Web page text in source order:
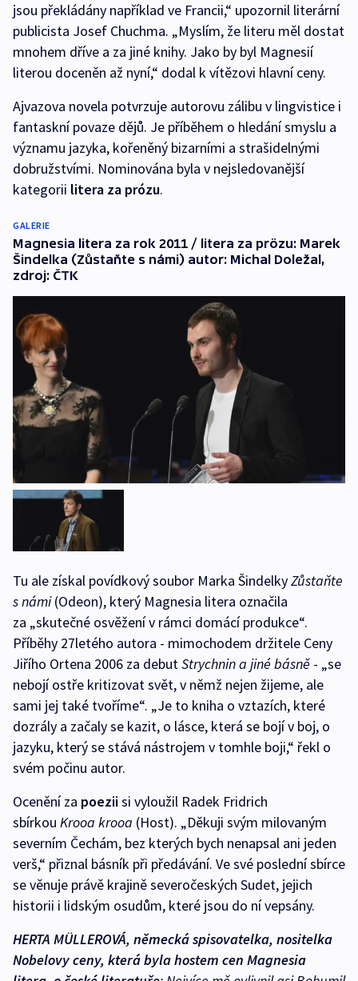
jsou překládány například ve Francii,“ upozornil literární
publicista Josef Chuchma. „Myslím, že literu měl dostat
mnohem dříve a za jiné knihy. Jako by byl Magnesií
literou doceněn až nyní,“ dodal k vítězovi hlavní ceny.
Ajvazova novela potvrzuje autorovu zálibu v lingvistice i
fantaskní povaze dějů. Je příběhem o hledání smyslu a
významu jazyka, kořeněný bizarními a strašidelnými
dobružstvími. Nominována byla v nejsledovanější
kategorii litera za prózu.
GALERIE
Magnesia litera za rok 2011 / litera za prözu: Marek
Šindelka (Zůstaňte s námi) autor: Michal Doležal,
zdroj: ČTK
Tu ale získal povídkový soubor Marka ŠindelkyZůstaňte
s námi(Odeon), který Magnesia litera označila
za „skutečné osvěžení v rámci domácí produkce“.
Příběhy 27letého autora - mimochodem držitele Ceny
Jiřího Ortena 2006 za debutStrychnin a jiné básně - „se
nebojí ostře kritizovat svět, v němž nejen žijeme, ale
sami jej také tvoříme“. „Je to kniha o vztazích, které
dozrály a začaly se kazit, o lásce, která se bojí v boj, o
jazyku, který se stává nástrojem v tomhle boji,“ řekl o
svém počinu autor.
Ocenění za poeziisi vyloužil Radek Fridrich
sbírkou Krooa krooa (Host). „Děkuji svým milovaným
severním Čechám, bez kterých bych nenapsal ani jeden
verš,“ přiznal básník při předávání. Ve své poslední sbírce
se věnuje právě krajině severočeských Sudet, jejich
historii i lidským osudům, které jsou do ní vepsány.
HERTA MÜLLEROVÁ, německá spisovatelka, nositelka
Nobelovy ceny, která byla hostem cen Magnesia